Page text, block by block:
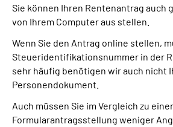
Sie können Ihren Rentenantrag auch
von Ihrem Computer aus stellen.
Wenn Sie den Antrag online stellen,
Steueridentifikationsnummer in der
sehr häufig benötigen wir auch nicht
Personendokument.
Auch müssen Sie im Vergleich zu einer
Formularantragsstellung weniger